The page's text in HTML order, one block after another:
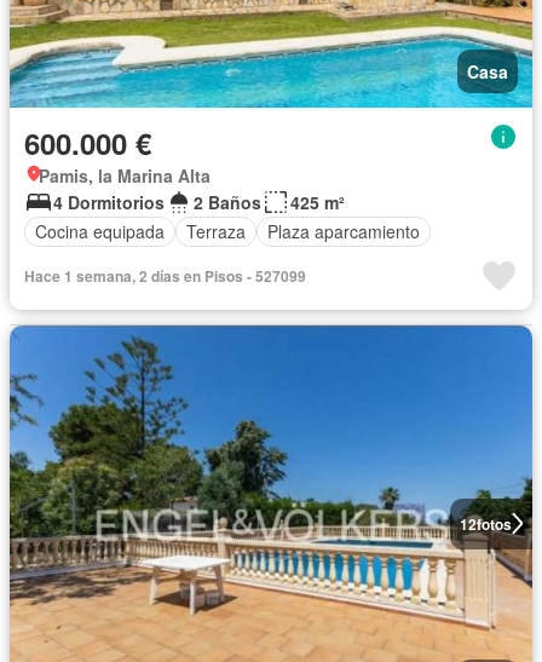
Casa
600.000 €
Pamis, la Marina Alta
4 Dormitorios
2 Baños
425 m²
Cocina equipada
Terraza Plaza aparcamiento
Hace 1 semana, 2 días en Pisos - 527099
12fotos